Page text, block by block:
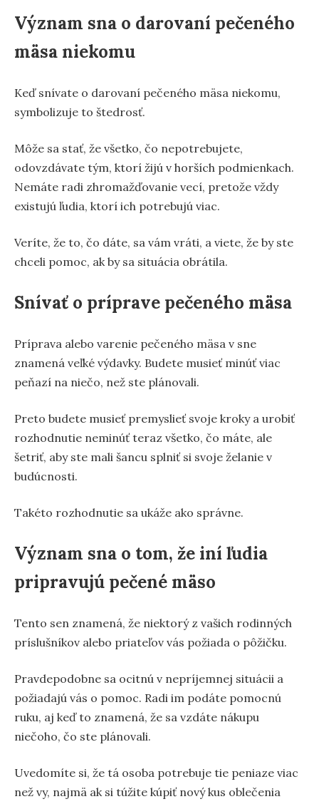
Význam sna o darovaní pečeného
mäsa niekomu
Keď snívate o darovaní pečeného mäsa niekomu,
symbolizuje to štedrosť.
Môže sa stať, že všetko, čo nepotrebujete,
odovzdávate tým, ktorí žijú v horších podmienkach.
Nemáte radi zhromažďovanie vecí, pretože vždy
existujú ľudia, ktorí ich potrebujú viac.
Veríte, že to, čo dáte, sa vám vráti, a viete, že by ste
chceli pomoc, ak by sa situácia obrátila.
Snívať o príprave pečeného mäsa
Príprava alebo varenie pečeného mäsa v sne
znamená veľké výdavky. Budete musieť minúť viac
peňazí na niečo, než ste plánovali.
Preto budete musieť premyslieť svoje kroky a urobiť
rozhodnutie neminúť teraz všetko, čo máte, ale
šetriť, aby ste mali šancu splniť si svoje želanie v
budúcnosti.
Takéto rozhodnutie sa ukáže ako správne.
Význam sna o tom, že iní ľudia
pripravujú pečené mäso
Tento sen znamená, že niektorý z vašich rodinných
príslušníkov alebo priateľov vás požiada o pôžičku.
Pravdepodobne sa ocitnú v nepríjemnej situácii a
požiadajú vás o pomoc. Radi im podáte pomocnú
ruku, aj keď to znamená, že sa vzdáte nákupu
niečoho, čo ste plánovali.
Uvedomíte si, že tá osoba potrebuje tie peniaze viac
než vy, najmä ak si túžite kúpiť nový kus oblečenia